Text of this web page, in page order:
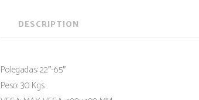
DESCRIPTION
Polegadas: 22″-65″
Peso: 30 Kgs